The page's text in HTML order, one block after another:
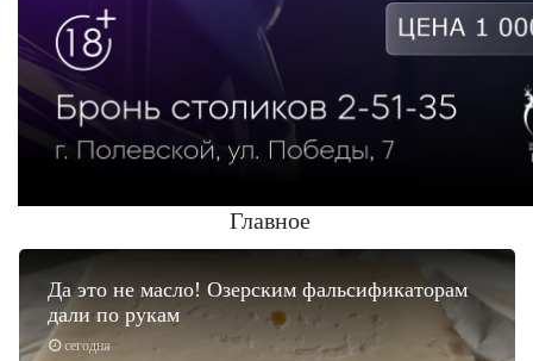
Главное
сегодня
Да это не масло! Озерским фальсификаторам
дали по рукам